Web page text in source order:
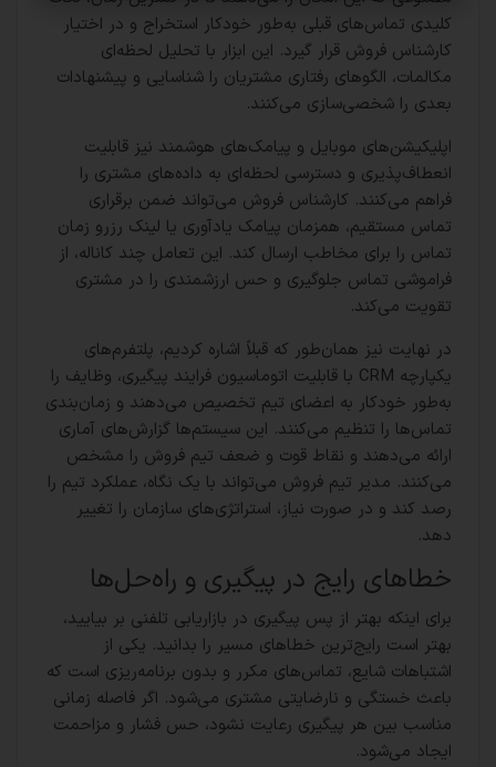
کلیدی تماس‌های قبلی به‌طور خودکار استخراج و در اختیار
کارشناس فروش قرار گیرد. این ابزار با تحلیل لحظه‌ای
مکالمات، الگوهای رفتاری مشتریان را شناسایی و پیشنهادات
بعدی را شخصی‌سازی می‌کنند.
اپلیکیشن‌های موبایل و پیامک‌های هوشمند نیز قابلیت
انعطاف‌پذیری و دسترسی لحظه‌ای به داده‌های مشتری را
فراهم می‌کنند. کارشناس فروش می‌تواند ضمن برقراری
تماس مستقیم، همزمان پیامک یادآوری یا لینک رزرو زمان
تماس را برای مخاطب ارسال کند. این تعامل چند کاناله، از
فراموشی تماس جلوگیری و حس ارزشمندی را در مشتری
تقویت می‌کند.
در نهایت نیز همان‌طور که قبلاً اشاره کردیم، پلتفرم‌های
یکپارچه CRM با قابلیت اتوماسیون فرایند پیگیری، وظایف را
به‌طور خودکار به اعضای تیم تخصیص می‌دهند و زمان‌بندی
تماس‌ها را تنظیم می‌کنند. این سیستم‌ها گزارش‌های آماری
ارائه می‌دهند و نقاط قوت و ضعف تیم فروش را مشخص
می‌کنند. مدیر تیم فروش می‌تواند با یک نگاه، عملکرد تیم را
رصد کند و در صورت نیاز، استراتژی‌های سازمان را تغییر
دهد.
خطاهای رایج در پیگیری و راه‌حل‌ها
برای اینکه بهتر از پس پیگیری در بازاریابی تلفنی بر بیایید،
بهتر است رایج‌ترین خطاهای مسیر را بدانید. یکی از
اشتباهات شایع، تماس‌های مکرر و بدون برنامه‌ریزی است که
باعث خستگی و نارضایتی مشتری می‌شود. اگر فاصله زمانی
مناسب بین هر پیگیری رعایت نشود، حس فشار و مزاحمت
ایجاد می‌شود.